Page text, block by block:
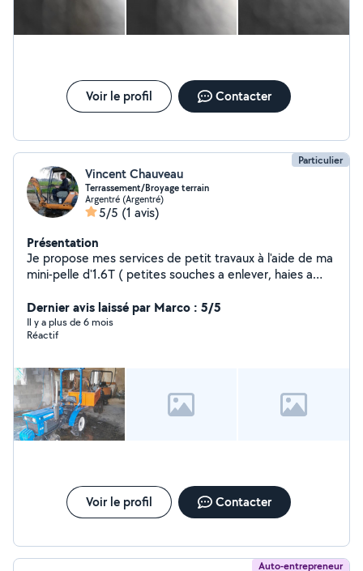
Voir le profil Contacter
Particulier
Vincent Chauveau
Terrassement/Broyage terrain
Argentré (Argentré)
5/5 (1 avis)
Présentation
Je propose mes services de petit travaux à l'aide de ma
mini-pelle d'1.6T ( petites souches a enlever, haies a
sachant que je possède une plaque vibrante et un
laser..) mais aussi d'entretien extérieurs (broyage)
Dernier avis laissé par Marco : 5/5
Il y a plus de 6 mois
Réactif
Voir le profil Contacter
Auto-entrepreneur